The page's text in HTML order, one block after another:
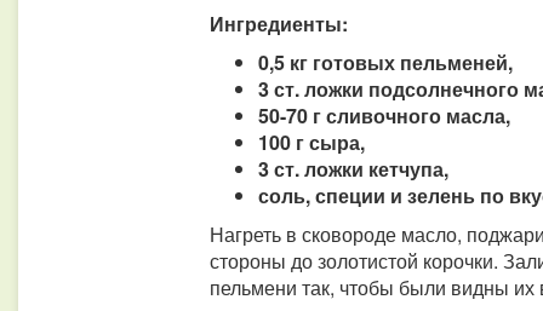
Ингредиенты:
0,5 кг готовых пельменей,
3 ст. ложки подсолнечного
50-70 г сливочного масла,
100 г сыра,
3 ст. ложки кетчупа,
соль, специи и зелень по
Нагреть в сковороде масло,
стороны до золотистой корочки.
пельмени так, чтобы были видны их